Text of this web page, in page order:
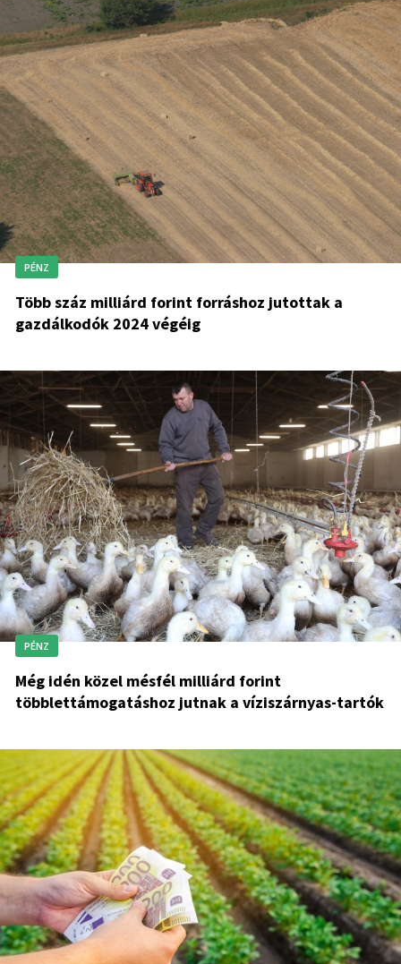
PÉNZ
Több száz milliárd forint forráshoz jutottak a
gazdálkodók 2024 végéig
PÉNZ
Még idén közel mésfél milliárd forint
többlettámogatáshoz jutnak a víziszárnyas-tartók